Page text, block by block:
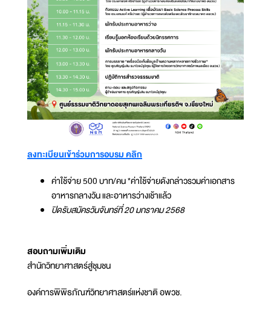
ลงทะเบียนเข้าร่วมการอบรม คลิก
ค่าใช้จ่าย 500 บาท/คน *ค่าใช้จ่ายดังกล่าวรวมค่าเอกสาร
อาหารกลางวัน และอาหารว่างเช้าแล้ว
ปิดรับสมัครวันจันทร์ที่ 20 มกราคม 2568
สอบถามเพิ่มเติม
สำนักวิทยาศาสตร์สู่ชุมชน
องค์การพิพิธภัณฑ์วิทยาศาสตร์แห่งชาติ อพวช.